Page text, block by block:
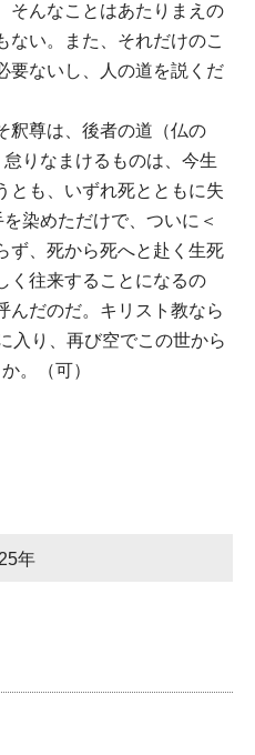
そんなことはあたりまえの
ない。また、それだけのこ
要ないし、人の道を説くだ
釈尊は、後者の道（仏の
りなまけるものは、今生
とも、いずれ死とともに失
染めただけで、ついに＜
ず、死から死へと赴く生死
く往来することになるの
んだのだ。キリスト教なら
入り、再び空でこの世から
。（可）
年